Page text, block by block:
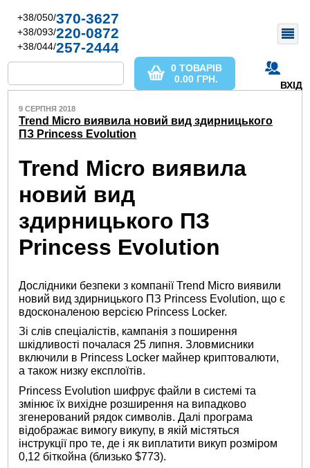
+38/050/370-3627
+38/093/220-0872
+38/044/257-2444
ВХІД
0 ТОВАРІВ
0.00 ГРН.
9 СЕРПНЯ 2018
Trend Micro виявила новий вид здирницького
ПЗ Princess Evolution
Trend Micro виявила
новий вид
здирницького ПЗ
Princess Evolution
Дослідники безпеки з компанії Trend Micro виявили
новий вид здирницького ПЗ Princess Evolution, що є
вдосконаленою версією Princess Locker.
Зі слів спеціалістів, кампанія з поширення
шкідливості почалася 25 липня. Зловмисники
включили в Princess Locker майнер криптовалюти,
а також низку експлоїтів.
Princess Evolution шифрує файли в системі та
змінює їх вихідне розширення на випадково
згенерований рядок символів. Далі програма
відображає вимогу викупу, в якій містяться
інструкції про те, де і як виплатити викуп розміром
0,12 біткойна (близько $773).